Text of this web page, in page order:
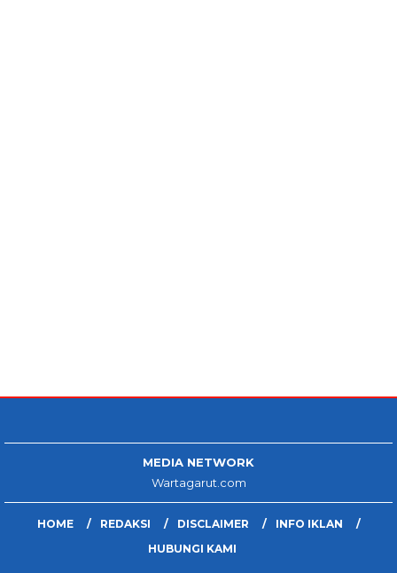
MEDIA NETWORK
Wartagarut.com
HOME REDAKSI DISCLAIMER
INFO IKLAN
HUBUNGI KAMI